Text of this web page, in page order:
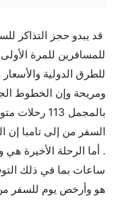
إلىتامبا مما
نعم. توفر كل من
هل توفر شركات
كثير من خطوط
إضافية للنوم.
هل يمكنني
نعم، يمكنك حمل
بشكل جيد.
قد يبدو حجز التذاكر
للمسافرين للمرة
للطرق الدولية
بالمجمل
السفر من إلى تامبا إن
. أما الرحلة الأخيرة
ساعات بما في ذلك